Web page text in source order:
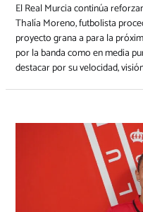
El Real Murcia continúa
Thalía Moreno, futbolista
proyecto grana a para la
por la banda como en media
destacar por su velocidad,